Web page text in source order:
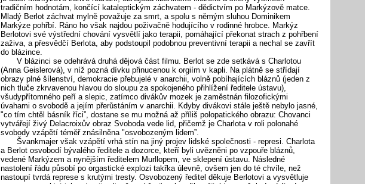
tradičním hodnotám, končící kataleptickým záchvatem - dědictvím po Markýzově matce.
Mladý Berlot záchvat mylně považuje za smrt, a spolu s němým sluhou Dominikem
Markýze pohřbí. Ráno ho však najdou poživačně hodujícího v rodinné hrobce. Markýz
Berlotovi své výstřední chování vysvětlí jako terapii, pomáhající překonat strach z pohřbení
zaživa, a přesvědčí Berlota, aby podstoupil podobnou preventivní terapii a nechal se zavřít
do blázince.
V blázinci se odehrává druhá dějová část filmu. Berlot se zde setkává s Charlotou
(Anna Geislerová), v níž pozná dívku přinucenou k orgiím v kapli. Na plátně se střídají
obrazy plné šílenství, demokracie přebujelé v anarchii, volně pobíhajících bláznů (jeden z
nich tluče zkrvavenou hlavou do sloupu za spokojeného přihlížení ředitele ústavu),
všudypřítomného peří a slepic, zatímco divákův mozek je zaměstnán filozofickými
úvahami o svobodě a jejím přerůstáním v anarchii. Kdyby divákovi stále ještě nebylo jasné,
"co tím chtěl básník říci”, dostane se mu možná až příliš polopatického obrazu: Chovanci
vytvářejí živý Delacroixův obraz Svoboda vede lid, přičemž je Charlota v roli polonahé
svobody vzápětí téměř znásilněna "osvobozeným lidem”.
Švankmajer však vzápětí vrhá stín na jiný projev lidské společnosti - represi. Charlota
a Berlot osvobodí bývalého ředitele a dozorce, kteří byli uvězněni po vzpouře bláznů,
vedené Markýzem a nynějším ředitelem Murllopem, ve sklepení ústavu. Následné
nastolení řádu působí po orgastické explozi takřka úlevně, ovšem jen do té chvíle, než
nastoupí tvrdá represe s krutými tresty. Osvobozený ředitel děkuje Berlotovi a vysvětluje